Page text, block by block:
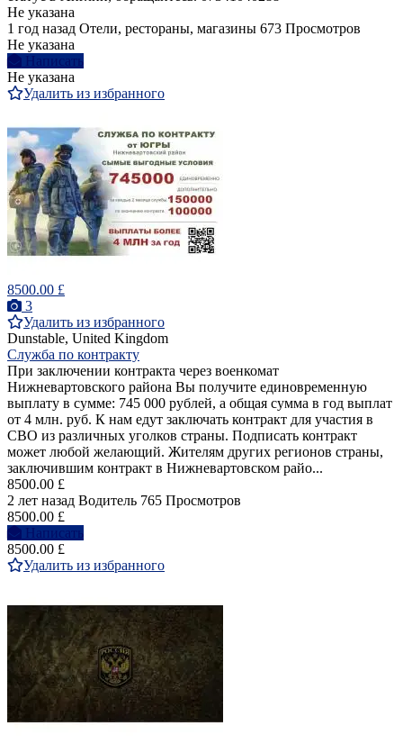
Не указана
1 год назад Отели, рестораны, магазины 673 Просмотров
Не указана
Написать
Не указана
Удалить из избранного
8500.00 £
3
Удалить из избранного
Dunstable, United Kingdom
Служба по контракту
При заключении контракта через военкомат
Нижневартовского района Вы получите единовременную
выплату в сумме: 745 000 рублей, а общая сумма в год выплат
от 4 млн. руб. К нам едут заключать контракт для участия в
СВО из различных уголков страны. Подписать контракт
может любой желающий. Жителям других регионов страны,
заключившим контракт в Нижневартовском райо...
8500.00 £
2 лет назад Водитель 765 Просмотров
8500.00 £
Написать
8500.00 £
Удалить из избранного